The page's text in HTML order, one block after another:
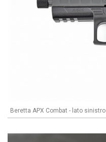
Beretta APX Combat - lato sinistro